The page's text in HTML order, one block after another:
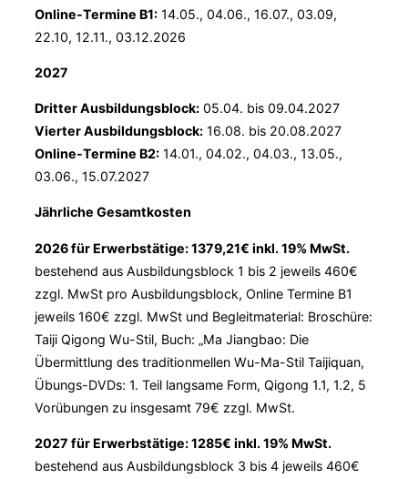
Online-Termine B1: 14.05., 04.06., 16.07., 03.09,
22.10, 12.11., 03.12.2026
2027
Dritter Ausbildungsblock: 05.04. bis 09.04.2027
Vierter Ausbildungsblock: 16.08. bis 20.08.2027
Online-Termine B2: 14.01., 04.02., 04.03., 13.05.,
03.06., 15.07.2027
Jährliche Gesamtkosten
2026 für Erwerbstätige: 1379,21€ inkl. 19% MwSt.
bestehend aus Ausbildungsblock 1 bis 2 jeweils 460€
zzgl. MwSt pro Ausbildungsblock, Online Termine B1
jeweils 160€ zzgl. MwSt und Begleitmaterial: Broschüre:
Taiji Qigong Wu-Stil, Buch: „Ma Jiangbao: Die
Übermittlung des traditionmellen Wu-Ma-Stil Taijiquan,
Übungs-DVDs: 1. Teil langsame Form, Qigong 1.1, 1.2, 5
Vorübungen zu insgesamt 79€ zzgl. MwSt.
2027 für Erwerbstätige: 1285€ inkl. 19% MwSt.
bestehend aus Ausbildungsblock 3 bis 4 jeweils 460€